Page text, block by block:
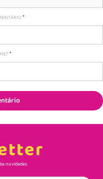
novidades